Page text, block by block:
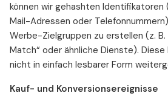
können wir gehashten
Mail-Adressen oder
Werbe-Zielgruppen zu erstellen (z.
Match“ oder ähnliche Dienste). Diese
nicht in einfach lesbarer Form
Kauf- und Konversionsereignisse